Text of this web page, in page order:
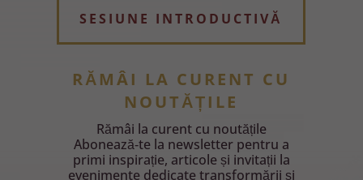
SESIUNE INTRODUCTIVĂ
RĂMÂI LA CURENT CU
NOUTĂȚILE
Rămâi la curent cu noutățile
Abonează‑te la newsletter pentru a
primi inspirație, articole și invitații la
evenimente dedicate transformării și